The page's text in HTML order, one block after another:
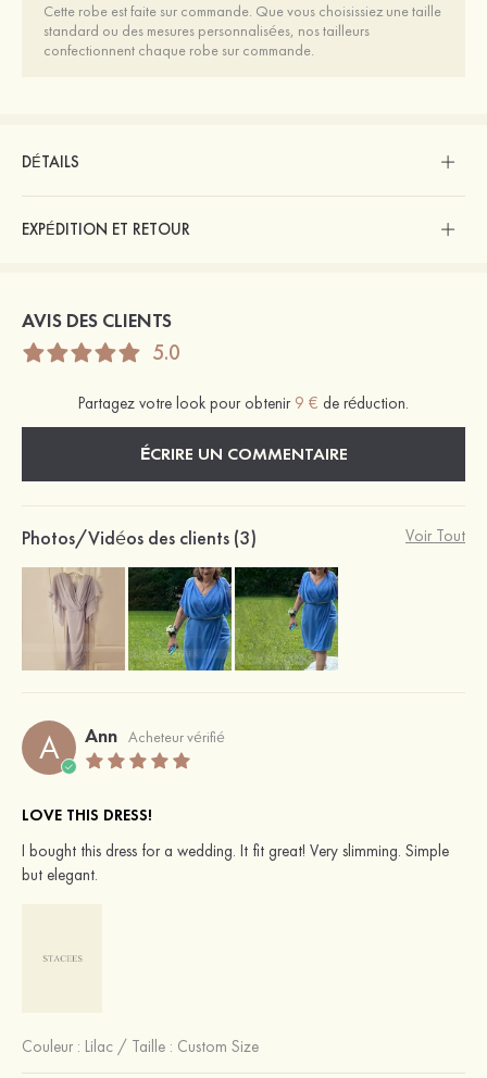
Cette robe est faite sur commande. Que vous choisissiez une taille
standard ou des mesures personnalisées, nos tailleurs
confectionnent chaque robe sur commande.
DÉTAILS
EXPÉDITION ET RETOUR
AVIS DES CLIENTS
5.0
Partagez votre look pour obtenir 9 € de réduction.
ÉCRIRE UN COMMENTAIRE
Photos/Vidéos des clients (3) Voir Tout
A Ann Acheteur vérifié
LOVE THIS DRESS!
I bought this dress for a wedding. It fit great! Very slimming. Simple
but elegant.
Couleur : Lilac / Taille : Custom Size